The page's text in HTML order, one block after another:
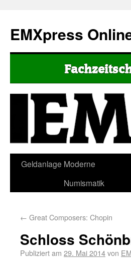
EMXpress
Geldanlage Moderne
Numismatik
← Great Composers: Chopin
Schloss
Publiziert am 29. Mai 2014von